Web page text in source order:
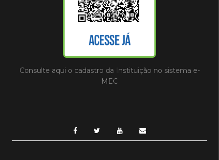
Consulte aqui o cadastro da Instituição no sistema e-
MEC